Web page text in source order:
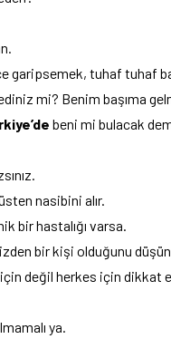
garipsemek, tuhaf tuhaf
mi? Benim başıma
beni mi bulacak
nasibini alır.
bir hastalığı varsa.
bir kişi olduğunu
değil herkes için dikkat
ya.